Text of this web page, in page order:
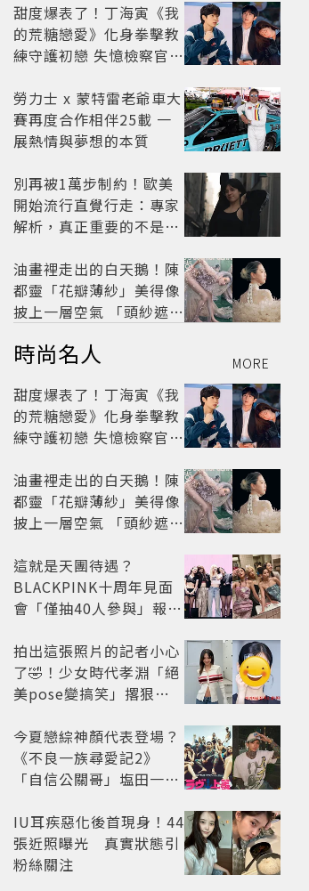
甜度爆表了！丁海寅《我
的荒糖戀愛》化身拳擊教
練守護初戀 失憶檢察官×
劇
勞力士 x 蒙特雷老爺車大
賽再度合作相伴25載 一
展熱情與夢想的本質
別再被1萬步制約！歐美
開始流行直覺行走：專家
解析，真正重要的不是步
油畫裡走出的白天鵝！陳
都靈「花瓣薄紗」美得像
披上一層空氣 「頭紗遮
太仙
時尚名人 MORE
甜度爆表了！丁海寅《我
的荒糖戀愛》化身拳擊教
練守護初戀 失憶檢察官×
劇
油畫裡走出的白天鵝！陳
都靈「花瓣薄紗」美得像
披上一層空氣 「頭紗遮
太仙
這就是天團待遇？
BLACKPINK十周年見面
會「僅抽40人參與」報名
怒了😡
拍出這張照片的記者小心
了🤣！少女時代孝淵「絕
美pose變搞笑」撂狠
今夏戀綜神顏代表登場？
《不良一族尋愛記2》
「自信公關哥」塩田一馬
老闆
IU耳疾惡化後首現身！44
張近照曝光 真實狀態引
粉絲關注